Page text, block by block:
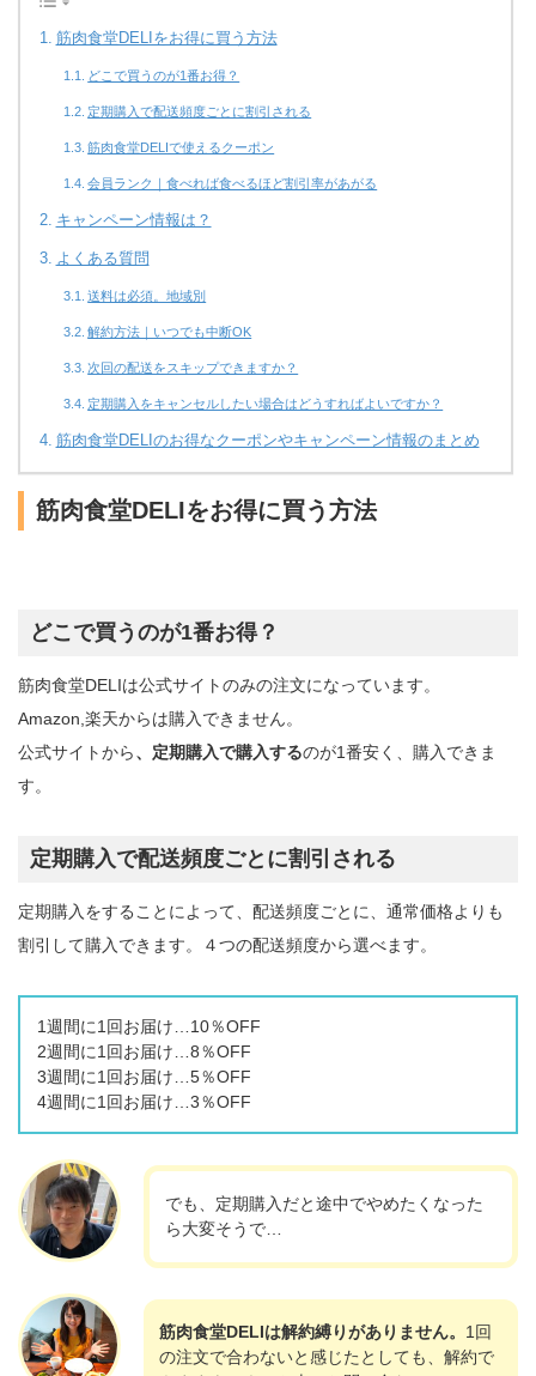
筋肉食堂DELIをお得に買う方法
どこで買うのが1番お得？
定期購入で配送頻度ごとに割引される
筋肉食堂DELIで使えるクーポン
会員ランク｜食べれば食べるほど割引率があがる
キャンペーン情報は？
よくある質問
送料は必須。地域別
解約方法｜いつでも中断OK
次回の配送をスキップできますか？
定期購入をキャンセルしたい場合はどうすればよいですか？
筋肉食堂DELIのお得なクーポンやキャンペーン情報のまとめ
筋肉食堂DELIをお得に買う方法
どこで買うのが1番お得？
筋肉食堂DELIは公式サイトのみの注文になっています。
Amazon,楽天からは購入できません。
公式サイトから、定期購入で購入するのが1番安く、購入できま
す。
定期購入で配送頻度ごとに割引される
定期購入をすることによって、配送頻度ごとに、通常価格よりも
割引して購入できます。４つの配送頻度から選べます。
1週間に1回お届け…10％OFF
2週間に1回お届け…8％OFF
3週間に1回お届け…5％OFF
4週間に1回お届け…3％OFF
でも、定期購入だと途中でやめたくなった
ら大変そうで…
筋肉食堂DELIは解約縛りがありません。 1回
の注文で合わないと感じたとしても、解約で